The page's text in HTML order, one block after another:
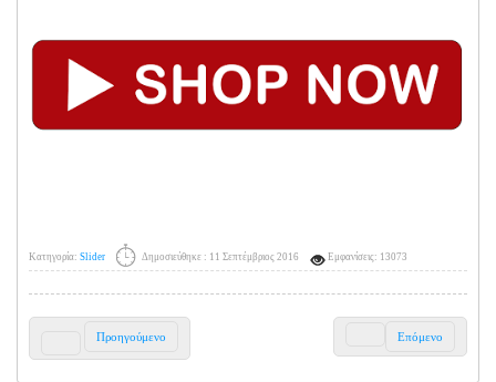
Κατηγορία: Slider Δημοσιεύθηκε : 11 Σεπτέμβριος 2016 Εμφανίσεις: 13073
Προηγούμενο Επόμενο